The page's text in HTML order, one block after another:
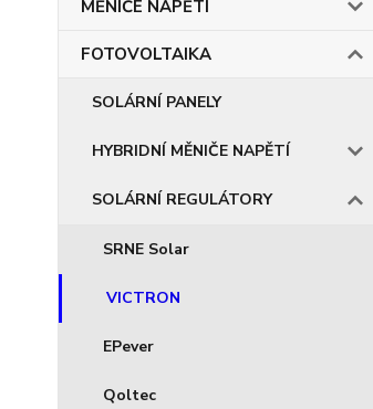
MĚNIČE NAPĚTÍ
FOTOVOLTAIKA
SOLÁRNÍ PANELY
HYBRIDNÍ MĚNIČE NAPĚTÍ
SOLÁRNÍ REGULÁTORY
SRNE Solar
VICTRON
EPever
Qoltec